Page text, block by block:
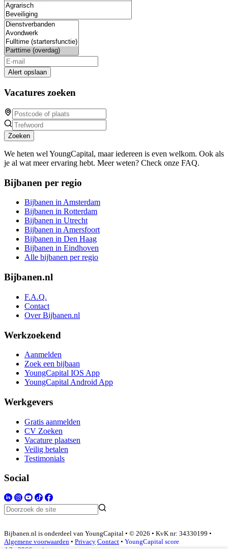
Alert opslaan
Vacatures zoeken
Zoeken
We heten wel YoungCapital, maar iedereen is even welkom. Ook als
je al wat meer ervaring hebt. Meer weten? Check onze FAQ.
Bijbanen per regio
Bijbanen in Amsterdam
Bijbanen in Rotterdam
Bijbanen in Utrecht
Bijbanen in Amersfoort
Bijbanen in Den Haag
Bijbanen in Eindhoven
Alle bijbanen per regio
Bijbanen.nl
F.A.Q.
Contact
Over Bijbanen.nl
Werkzoekend
Aanmelden
Zoek een bijbaan
YoungCapital IOS App
YoungCapital Android App
Werkgevers
Gratis aanmelden
CV Zoeken
Vacature plaatsen
Veilig betalen
Testimonials
Social
Bijbanen.nl is onderdeel van YoungCapital • © 2026 • KvK nr: 34330199 •
Algemene voorwaarden • Privacy Contact • YoungCapital score
4.3 - 3366 reviews